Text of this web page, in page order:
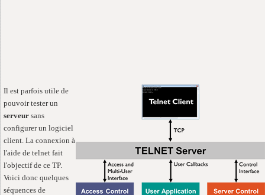
Il est parfois utile de
pouvoir tester un
serveur sans
configurer un logiciel
client. La connexion à
l'aide de telnet fait
l'objectif de ce TP.
Voici donc quelques
séquences de